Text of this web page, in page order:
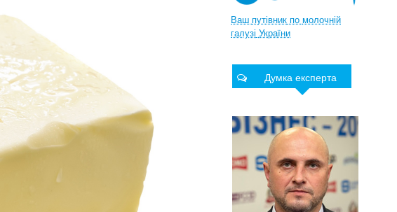
Ваш путівник по молочній
галузі України
Думка експерта